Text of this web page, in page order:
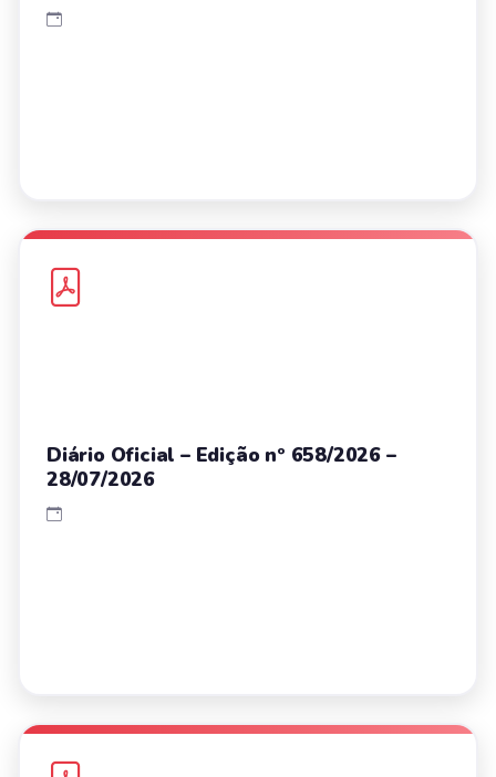
Diário Oficial – Edição nº 658/2026 –
28/07/2026